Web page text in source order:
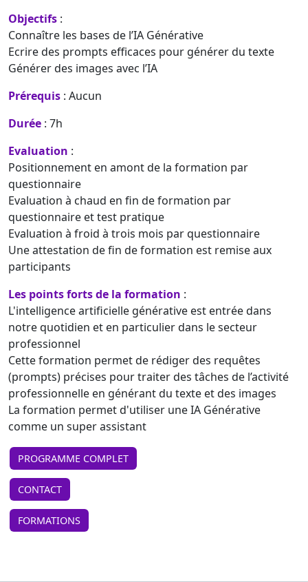
Objectifs :
Connaître les bases de l’IA Générative
Ecrire des prompts efficaces pour générer du texte
Générer des images avec l’IA
Prérequis : Aucun
Durée : 7h
Evaluation :
Positionnement en amont de la formation par
questionnaire
Evaluation à chaud en fin de formation par
questionnaire et test pratique
Evaluation à froid à trois mois par questionnaire
Une attestation de fin de formation est remise aux
participants
Les points forts de la formation :
L'intelligence artificielle générative est entrée dans
notre quotidien et en particulier dans le secteur
professionnel
Cette formation permet de rédiger des requêtes
(prompts) précises pour traiter des tâches de l’activité
professionnelle en générant du texte et des images
La formation permet d'utiliser une IA Générative
comme un super assistant
PROGRAMME COMPLET
CONTACT
FORMATIONS